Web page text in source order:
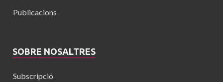
Publicacions
SOBRE NOSALTRES
Subscripció